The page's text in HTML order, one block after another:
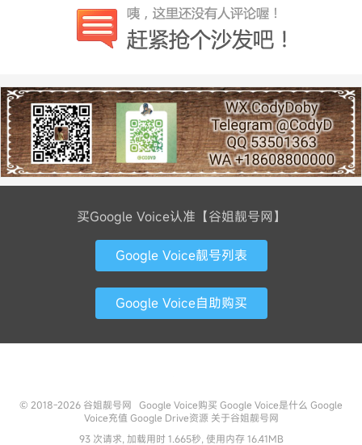
买Google Voice认准【谷姐靓号网】
Google Voice靓号列表
Google Voice自助购买
© 2018-2026 谷姐靓号网 Google Voice购买 Google Voice是什么 Google
Voice充值 Google Drive资源 关于谷姐靓号网
93 次请求, 加载用时 1.665秒, 使用内存 16.41MB